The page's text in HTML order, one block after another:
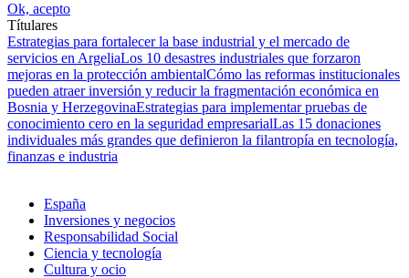
Ok, acepto
Títulares
Estrategias para fortalecer la base industrial y el mercado de
servicios en ArgeliaLos 10 desastres industriales que forzaron
mejoras en la protección ambientalCómo las reformas institucionales
pueden atraer inversión y reducir la fragmentación económica en
Bosnia y HerzegovinaEstrategias para implementar pruebas de
conocimiento cero en la seguridad empresarialLas 15 donaciones
individuales más grandes que definieron la filantropía en tecnología,
finanzas e industria
España
Inversiones y negocios
Responsabilidad Social
Ciencia y tecnología
Cultura y ocio